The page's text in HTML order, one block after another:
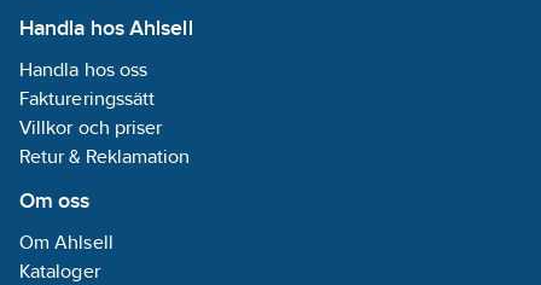
Handla hos Ahlsell
Handla hos oss
Faktureringssätt
Villkor och priser
Retur & Reklamation
Om oss
Om Ahlsell
Kataloger